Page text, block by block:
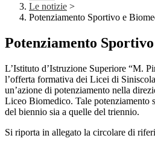
Le notizie >
Potenziamento Sportivo e
Potenziamento
L’Istituto d’Istruzione Superiore “M.
l’offerta formativa dei Licei di
un’azione di potenziamento nella
Liceo Biomedico. Tale potenziamento
del biennio sia a quelle del triennio.
Si riporta in allegato la circolare di